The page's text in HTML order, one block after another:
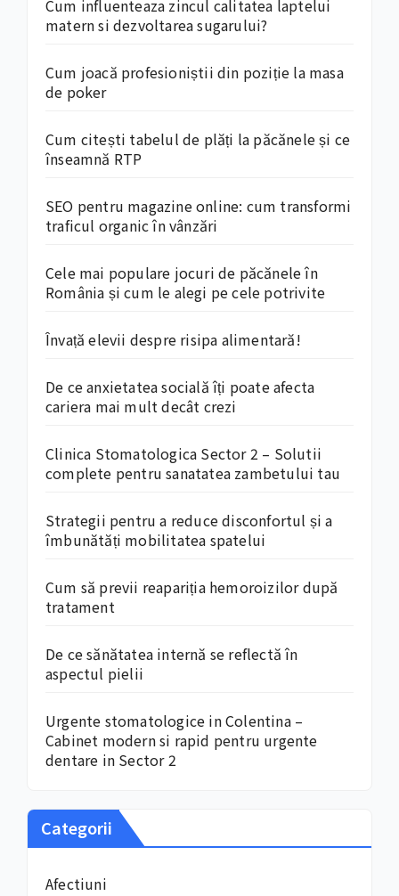
Cum influenteaza zincul calitatea laptelui
matern si dezvoltarea sugarului?
Cum joacă profesioniștii din poziție la masa
de poker
Cum citești tabelul de plăți la păcănele și ce
înseamnă RTP
SEO pentru magazine online: cum transformi
traficul organic în vânzări
Cele mai populare jocuri de păcănele în
România și cum le alegi pe cele potrivite
Învață elevii despre risipa alimentară!
De ce anxietatea socială îți poate afecta
cariera mai mult decât crezi
Clinica Stomatologica Sector 2 – Solutii
complete pentru sanatatea zambetului tau
Strategii pentru a reduce disconfortul și a
îmbunătăți mobilitatea spatelui
Cum să previi reapariția hemoroizilor după
tratament
De ce sănătatea internă se reflectă în
aspectul pielii
Urgente stomatologice in Colentina –
Cabinet modern si rapid pentru urgente
dentare in Sector 2
Categorii
Afectiuni